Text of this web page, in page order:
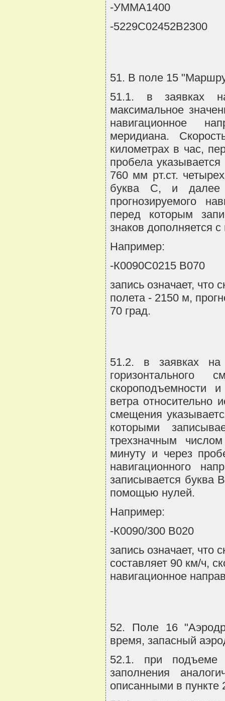
-УММА1400
-5229С02452В2300
51. В поле 15
51.1. в заявках
максимальное
навигационное
меридиана.
километрах в час,
пробела
760 мм рт.ст.
буква С, и далее
прогнозируемого
перед которым
знаков дополняется
Например:
-К0090С0215 В070
запись означает, что
полета - 2150 м,
70 град.
51.2. в заявках на
горизонтального
скороподъемности
ветра относительно
смещения
которыми
трехзначным
минуту и через
навигационного
записывается буква
помощью нулей.
Например:
-К0090/300 В020
запись означает, что
составляет 90 км/ч,
навигационное
52. Поле 16
время, запасный
52.1. при подъеме
заполнения
описанными в